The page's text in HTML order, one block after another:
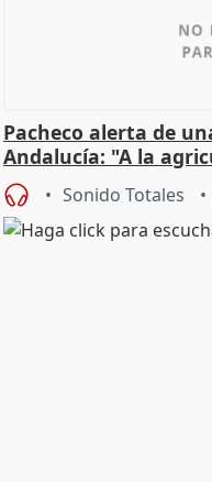
Pacheco alerta de
Andalucía: "A la
Sonido Totales